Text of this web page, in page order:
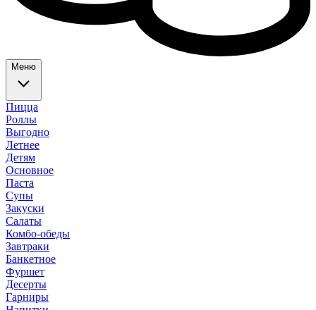
Меню
Пицца
Роллы
Выгодно
Летнее
Детям
Основное
Паста
Супы
Закуски
Салаты
Комбо-обеды
Завтраки
Банкетное
Фуршет
Десерты
Гарниры